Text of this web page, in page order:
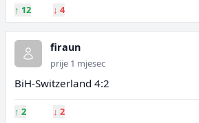
↑ 12 ↓ 4
firaun
prije 1 mjesec
BiH-Switzerland 4:2
↑ 2 ↓ 2